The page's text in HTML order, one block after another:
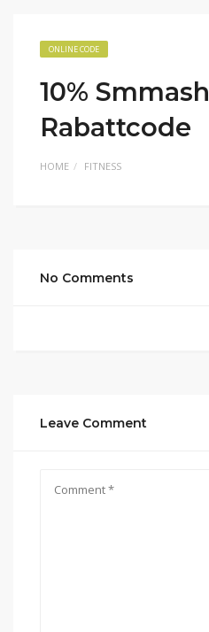
ONLINE CODE
10% Smmash
Rabattcode
HOME FITNESS
No Comments
Leave Comment